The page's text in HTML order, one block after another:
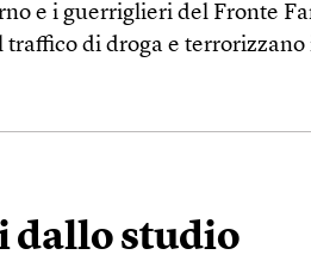
e i guerriglieri del Fronte
traffico di droga e
dallo studio